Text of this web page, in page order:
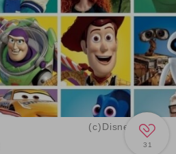
(c)Disney/Pixar
31